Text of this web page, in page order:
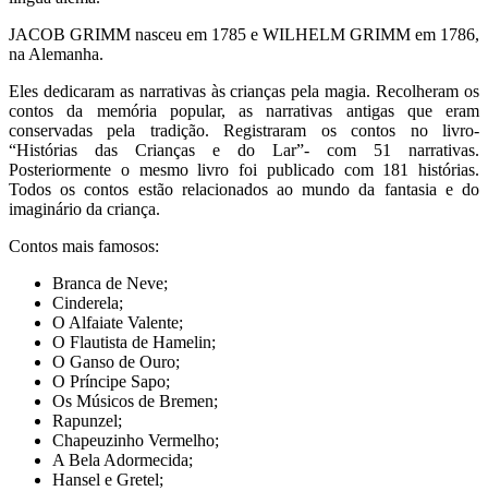
JACOB GRIMM nasceu em 1785 e WILHELM GRIMM em 1786,
na Alemanha.
Eles dedicaram as narrativas às crianças pela magia. Recolheram os
contos da memória popular, as narrativas antigas que eram
conservadas pela tradição. Registraram os contos no livro-
“Histórias das Crianças e do Lar”- com 51 narrativas.
Posteriormente o mesmo livro foi publicado com 181 histórias.
Todos os contos estão relacionados ao mundo da fantasia e do
imaginário da criança.
Contos mais famosos:
Branca de Neve;
Cinderela;
O Alfaiate Valente;
O Flautista de Hamelin;
O Ganso de Ouro;
O Príncipe Sapo;
Os Músicos de Bremen;
Rapunzel;
Chapeuzinho Vermelho;
A Bela Adormecida;
Hansel e Gretel;